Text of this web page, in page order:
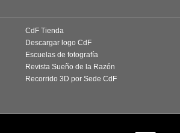
CdF Tienda
Descargar logo CdF
Escuelas de fotografía
Revista Sueño de la Razón
Recorrido 3D por Sede CdF